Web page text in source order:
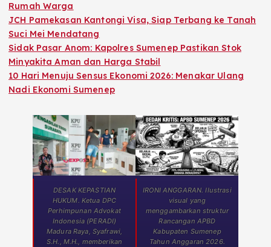
Rumah Warga
JCH Pamekasan Kantongi Visa, Siap Terbang ke Tanah
Suci Mei Mendatang
Sidak Pasar Anom: Kapolres Sumenep Pastikan Stok
Minyakita Aman dan Harga Stabil
10 Hari Menuju Sensus Ekonomi 2026: Menakar Ulang
Nadi Ekonomi Sumenep
DESAK KEPASTIAN
HUKUM. Ketua DPC
Perhimpunan Advokat
Indonesia (PERADI)
Madura Raya, Syafrawi,
S.H., M.H., memberikan
IRONI ANGGARAN. Ilustrasi
visual yang
menggambarkan struktur
Rancangan APBD
Kabupaten Sumenep
Tahun Anggaran 2026.